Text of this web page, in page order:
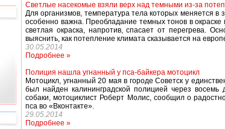
Светлые насекомые взяли верх над темными из-за
Для организмов, температура тела которых меняется в
особенно важна. Преобладание темных тонов в окраске
светлая окраска, напротив, спасает от перегрева.
выяснить, как потепление климата сказывается на
30.05.2014
Подробнее »
Полиция нашла угнанный у пса-байкера мотоцикл
Мотоцикл, угнанный 20 мая в городе Советск у
был найден калининградской полицией через
собаки, мотоциклист Роберт Молис, сообщил о
пса во «Вконтакте».
29.05.2014
Подробнее »